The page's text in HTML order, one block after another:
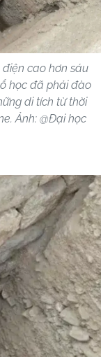
cao hơn sáu
học đã phải đào
di tích từ thời
Ảnh: @Đại học